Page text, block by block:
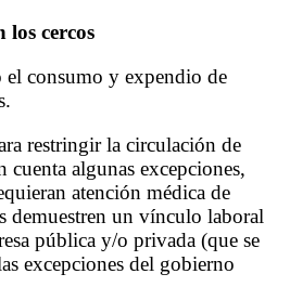
los cercos
consumo y expendio de
restringir la circulación de
cuenta algunas excepciones,
atención médica de
demuestren un vínculo laboral
pública y/o privada (que se
excepciones del gobierno